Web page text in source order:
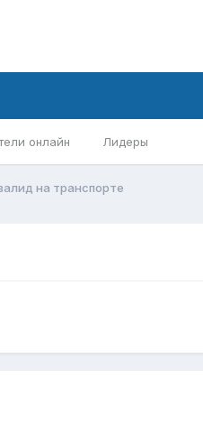
онлайн Лидеры
на транспорте